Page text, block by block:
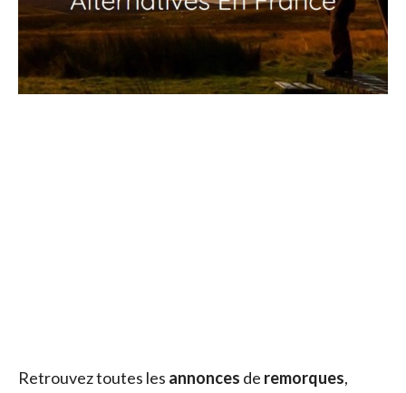
Retrouvez toutes les annonces de remorques,